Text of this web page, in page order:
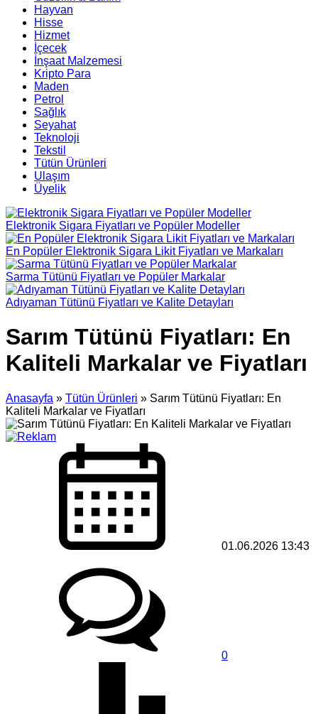
Hayvan
Hisse
Hizmet
İçecek
İnşaat Malzemesi
Kripto Para
Maden
Petrol
Sağlık
Seyahat
Teknoloji
Tekstil
Tütün Ürünleri
Ulaşım
Üyelik
Elektronik Sigara Fiyatları ve Popüler Modeller
En Popüler Elektronik Sigara Likit Fiyatları ve Markaları
Sarma Tütünü Fiyatları ve Popüler Markalar
Adıyaman Tütünü Fiyatları ve Kalite Detayları
Sarım Tütünü Fiyatları: En
Kaliteli Markalar ve Fiyatları
Anasayfa » Tütün Ürünleri » Sarım Tütünü Fiyatları: En
Kaliteli Markalar ve Fiyatları
01.06.2026 13:43
0